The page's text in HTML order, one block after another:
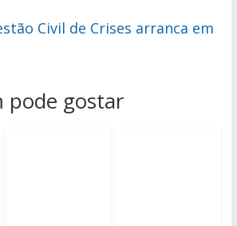
Civil de Crises arranca em
pode gostar